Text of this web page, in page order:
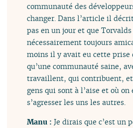
communauté des
changer. Dans l’article il
pas en un jour et que Torvalds
nécessairement toujours
moins il y avait eu cette prise
qu’une communauté saine,
travaillent, qui contribuent,
gens qui sont à l’aise et où on
s’agresser les uns les autres.
Manu :Je dirais que c’est un